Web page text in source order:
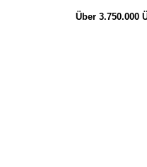
Über 3.750.000